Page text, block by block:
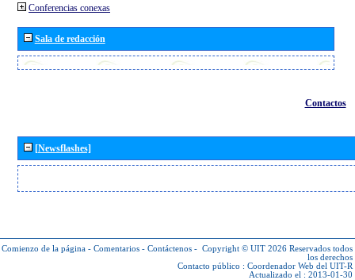
Conferencias conexas
Sala de redacción
Contactos
[Newsflashes]
Comienzo de la página - Comentarios - Contáctenos - Copyright © UIT 2026 Reservados todos
los derechos
Contacto público : Coordenador Web del UIT-R
Actualizado el : 2013-01-30